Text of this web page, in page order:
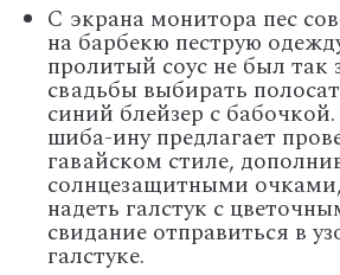
С экрана монитора пес
на барбекю пеструю
пролитый соус не был так
свадьбы выбирать
синий блейзер с
шиба-ину предлагает
гавайском стиле,
солнцезащитными
надеть галстук с
свидание отправиться в
галстуке.